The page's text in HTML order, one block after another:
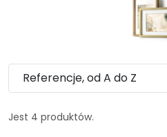
Jest 4 produktów.
Referencje, od A do Z